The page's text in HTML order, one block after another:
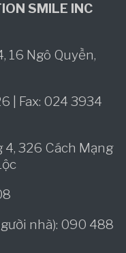
SMILE INC
16 Ngô Quyền,
| Fax: 024 3934
4, 326 Cách Mạng
nhà): 090 488